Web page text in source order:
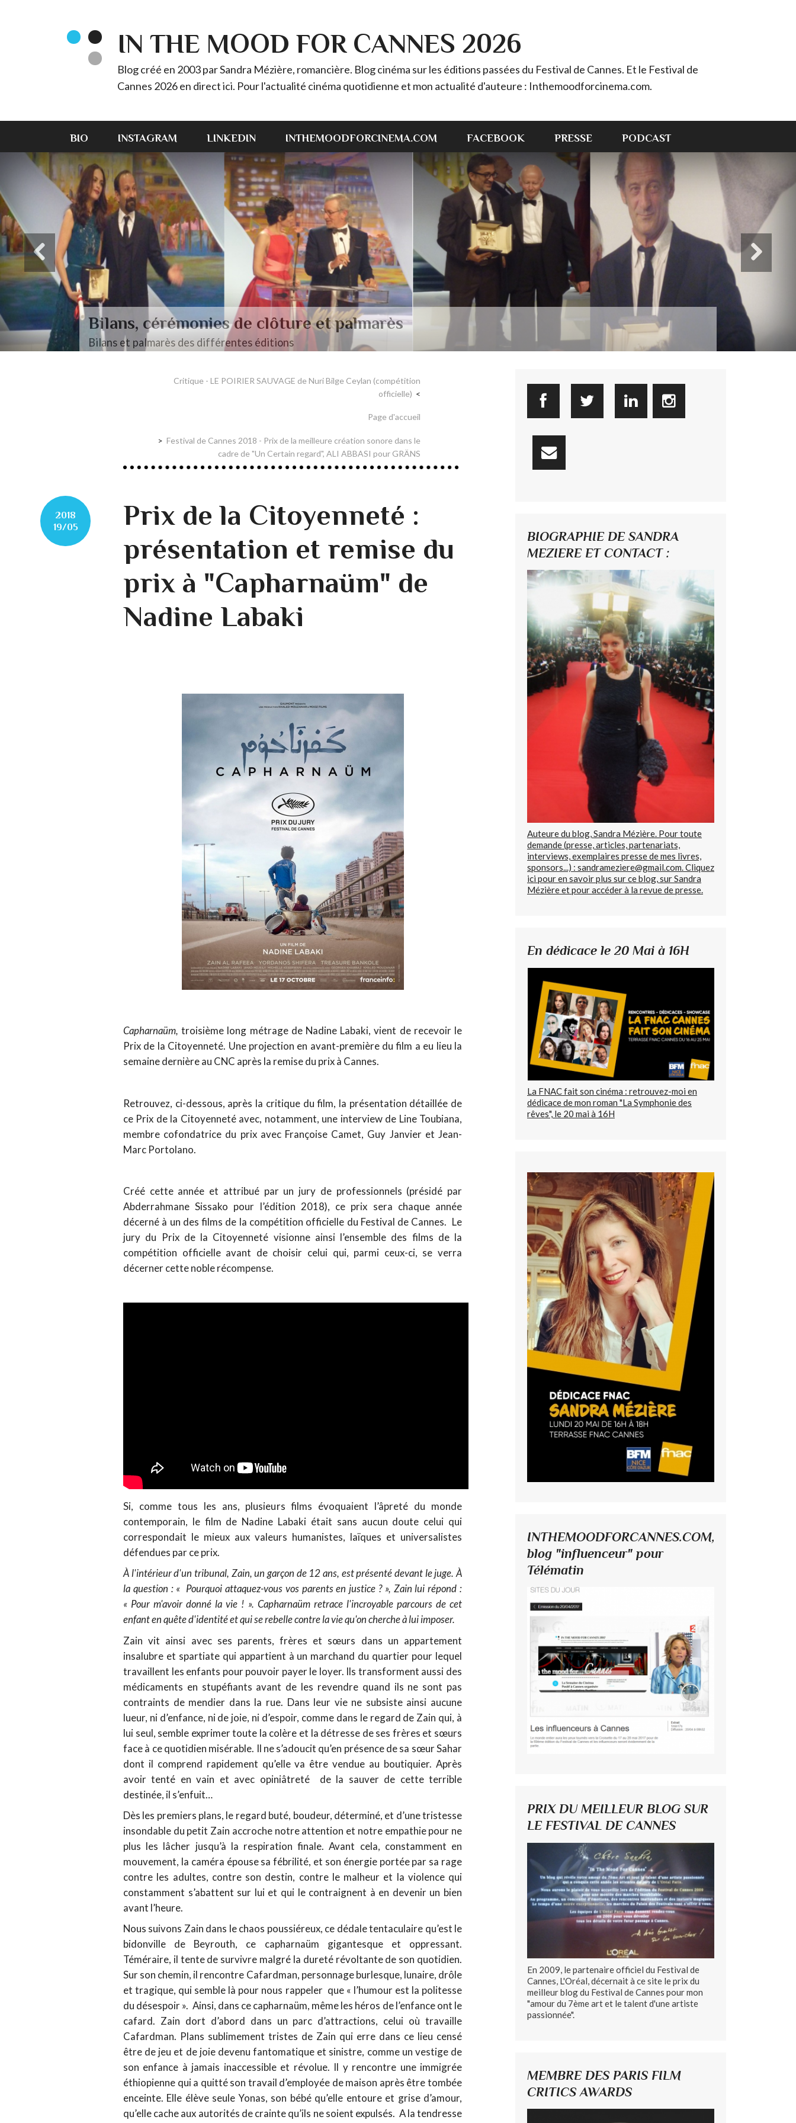
IN THE MOOD FOR CANNES 2026
Blog créé en 2003 par Sandra Mézière, romancière. Blog cinéma sur les éditions passées du Festival de Cannes. Et le Festival de
Cannes 2026 en direct ici. Pour l'actualité cinéma quotidienne et mon actualité d'auteure : Inthemoodforcinema.com.
BIO INSTAGRAM LINKEDIN INTHEMOODFORCINEMA.COM FACEBOOK PRESSE PODCAST
Bilans, cérémonies de clôture et palmarès
Bilans et palmarès des différentes éditions
Critique - LE POIRIER SAUVAGE de Nuri Bilge Ceylan (compétition
officielle)
Page d'accueil
Festival de Cannes 2018 - Prix de la meilleure création sonore dans le
cadre de "Un Certain regard", ALI ABBASI pour GRÄNS
2018
19/05
Prix de la Citoyenneté :
présentation et remise du
prix à "Capharnaüm" de
Nadine Labaki
Capharnaüm, troisième long métrage de Nadine Labaki, vient de recevoir le
Prix de la Citoyenneté. Une projection en avant-première du film a eu lieu la
semaine dernière au CNC après la remise du prix à Cannes.
Retrouvez, ci-dessous, après la critique du film, la présentation détaillée de
ce Prix de la Citoyenneté avec, notamment, une interview de Line Toubiana,
membre cofondatrice du prix avec Françoise Camet, Guy Janvier et Jean-
Marc Portolano.
Créé cette année et attribué par un jury de professionnels (présidé par
Abderrahmane Sissako pour l’édition 2018), ce prix sera chaque année
décerné à un des films de la compétition officielle du Festival de Cannes. Le
jury du Prix de la Citoyenneté visionne ainsi l’ensemble des films de la
compétition officielle avant de choisir celui qui, parmi ceux-ci, se verra
décerner cette noble récompense.
Si, comme tous les ans, plusieurs films évoquaient l’âpreté du monde
contemporain, le film de Nadine Labaki était sans aucun doute celui qui
correspondait le mieux aux valeurs humanistes, laïques et universalistes
défendues par ce prix.
À l'intérieur d'un tribunal, Zain, un garçon de 12 ans, est présenté devant le juge. À
la question : « Pourquoi attaquez-vous vos parents en justice ? », Zain lui répond :
« Pour m'avoir donné la vie ! ». Capharnaüm retrace l'incroyable parcours de cet
enfant en quête d'identité et qui se rebelle contre la vie qu'on cherche à lui imposer.
Zain vit ainsi avec ses parents, frères et sœurs dans un appartement
insalubre et spartiate qui appartient à un marchand du quartier pour lequel
travaillent les enfants pour pouvoir payer le loyer. Ils transforment aussi des
médicaments en stupéfiants avant de les revendre quand ils ne sont pas
contraints de mendier dans la rue. Dans leur vie ne subsiste ainsi aucune
lueur, ni d’enfance, ni de joie, ni d’espoir, comme dans le regard de Zain qui, à
lui seul, semble exprimer toute la colère et la détresse de ses frères et sœurs
face à ce quotidien misérable. Il ne s’adoucit qu’en présence de sa sœur Sahar
dont il comprend rapidement qu’elle va être vendue au boutiquier. Après
avoir tenté en vain et avec opiniâtreté de la sauver de cette terrible
destinée, il s’enfuit…
Dès les premiers plans, le regard buté, boudeur, déterminé, et d’une tristesse
insondable du petit Zain accroche notre attention et notre empathie pour ne
plus les lâcher jusqu’à la respiration finale. Avant cela, constamment en
mouvement, la caméra épouse sa fébrilité, et son énergie portée par sa rage
contre les adultes, contre son destin, contre le malheur et la violence qui
constamment s’abattent sur lui et qui le contraignent à en devenir un bien
avant l’heure.
Nous suivons Zain dans le chaos poussiéreux, ce dédale tentaculaire qu’est le
bidonville de Beyrouth, ce capharnaüm gigantesque et oppressant.
Téméraire, il tente de survivre malgré la dureté révoltante de son quotidien.
Sur son chemin, il rencontre Cafardman, personnage burlesque, lunaire, drôle
et tragique, qui semble là pour nous rappeler que « l’humour est la politesse
du désespoir ». Ainsi, dans ce capharnaüm, même les héros de l’enfance ont le
cafard. Zain dort d’abord dans un parc d’attractions, celui où travaille
Cafardman. Plans sublimement tristes de Zain qui erre dans ce lieu censé
être de jeu et de joie devenu fantomatique et sinistre, comme un vestige de
son enfance à jamais inaccessible et révolue. Il y rencontre une immigrée
éthiopienne qui a quitté son travail d’employée de maison après être tombée
enceinte. Elle élève seule Yonas, son bébé qu’elle entoure et grise d’amour,
qu’elle cache aux autorités de crainte qu’ils ne soient expulsés. A la tendresse
BIOGRAPHIE DE SANDRA
MEZIERE ET CONTACT :
Auteure du blog, Sandra Mézière. Pour toute
demande (presse, articles, partenariats,
interviews, exemplaires presse de mes livres,
sponsors...) : sandrameziere@gmail.com. Cliquez
ici pour en savoir plus sur ce blog, sur Sandra
Mézière et pour accéder à la revue de presse.
En dédicace le 20 Mai à 16H
La FNAC fait son cinéma : retrouvez-moi en
dédicace de mon roman "La Symphonie des
rêves", le 20 mai à 16H
INTHEMOODFORCANNES.COM,
blog "influenceur" pour
Télématin
PRIX DU MEILLEUR BLOG SUR
LE FESTIVAL DE CANNES
En 2009, le partenaire officiel du Festival de
Cannes, L'Oréal, décernait à ce site le prix du
meilleur blog du Festival de Cannes pour mon
"amour du 7ème art et le talent d'une artiste
passionnée".
MEMBRE DES PARIS FILM
CRITICS AWARDS